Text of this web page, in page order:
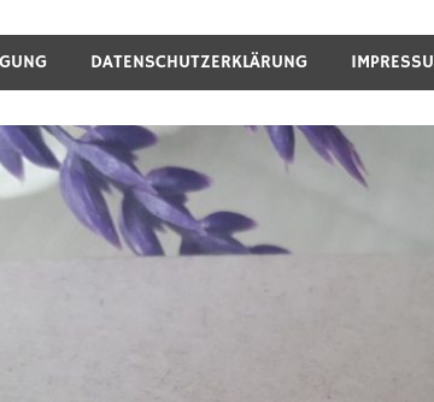
DATENSCHUTZERKLÄRUNG